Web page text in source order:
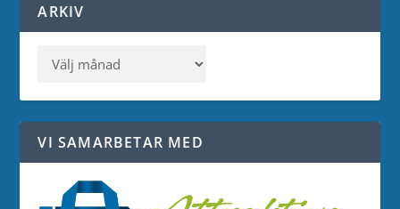
ARKIV
VI SAMARBETAR MED